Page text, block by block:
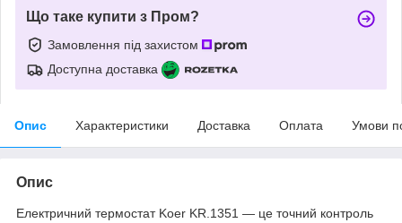
Що таке купити з Пром?
Замовлення під захистом
Доступна доставка
Опис Характеристики Доставка Оплата Умови
Опис
Електричний термостат Koer KR.1351 — це точний контроль